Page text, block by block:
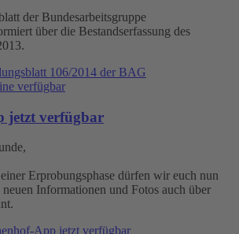
der Bundesarbeitsgruppe
über die Bestandserfassung des
106/2014 der BAG
verfügbar
jetzt verfügbar
Erprobungsphase dürfen wir euch nun
Informationen und Fotos auch über
App jetzt verfügbar